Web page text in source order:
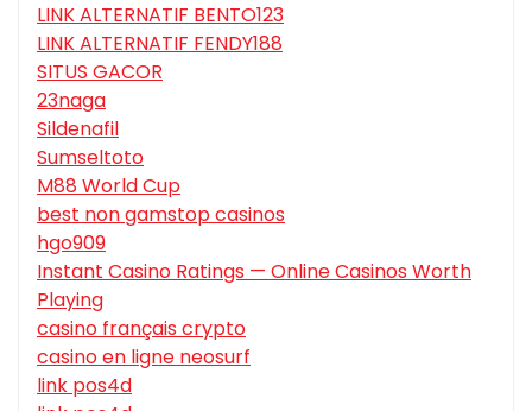
LINK ALTERNATIF BENTO123
LINK ALTERNATIF FENDY188
SITUS GACOR
23naga
Sildenafil
Sumseltoto
M88 World Cup
best non gamstop casinos
hgo909
Instant Casino Ratings — Online Casinos Worth
Playing
casino français crypto
casino en ligne neosurf
link pos4d